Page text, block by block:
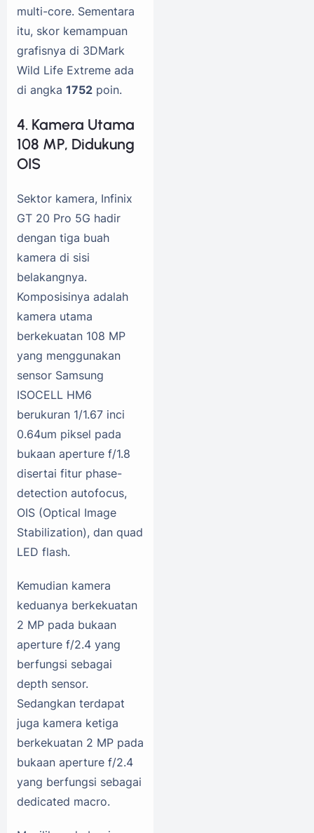
multi-core. Sementara
itu, skor kemampuan
grafisnya di 3DMark
Wild Life Extreme ada
di angka 1752 poin.
4. Kamera Utama
108 MP, Didukung
OIS
Sektor kamera, Infinix
GT 20 Pro 5G hadir
dengan tiga buah
kamera di sisi
belakangnya.
Komposisinya adalah
kamera utama
berkekuatan 108 MP
yang menggunakan
sensor Samsung
ISOCELL HM6
berukuran 1/1.67 inci
0.64um piksel pada
bukaan aperture f/1.8
disertai fitur phase-
detection autofocus,
OIS (Optical Image
Stabilization), dan quad
LED flash.
Kemudian kamera
keduanya berkekuatan
2 MP pada bukaan
aperture f/2.4 yang
berfungsi sebagai
depth sensor.
Sedangkan terdapat
juga kamera ketiga
berkekuatan 2 MP pada
bukaan aperture f/2.4
yang berfungsi sebagai
dedicated macro.